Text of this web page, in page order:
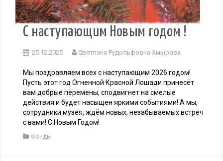
С наступающим Новым годом !
25.12.2025 Светлана Рудольфовна Хмырова
Мы поздравляем всех с наступающим 2026 годом!
Пусть этот год Огненной Красной Лошади принесёт
вам добрые перемены, сподвигнет на смелые
действия и будет насыщен яркими событиями! А мы,
сотрудники музея, ждём новых, незабываемых встреч
с вами! С Новым Годом!
Фонды